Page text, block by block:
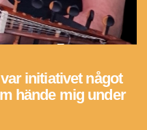
initiativet något
hände mig under